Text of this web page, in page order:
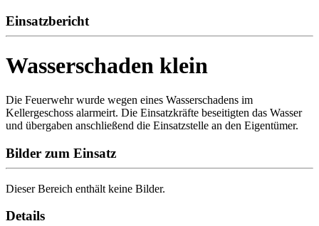
Einsatzbericht
Wasserschaden klein
Die Feuerwehr wurde wegen eines Wasserschadens im
Kellergeschoss alarmeirt. Die Einsatzkräfte beseitigten das Wasser
und übergaben anschließend die Einsatzstelle an den Eigentümer.
Bilder zum Einsatz
Dieser Bereich enthält keine Bilder.
Details